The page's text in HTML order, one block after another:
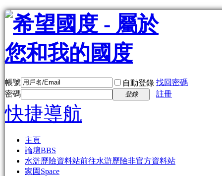
帳號 自動登錄 找回密碼
密碼
登錄 註冊
快捷導航
主頁
論壇BBS
水滸歷險資料站前往水滸歷險非官方資料站
家園 Space